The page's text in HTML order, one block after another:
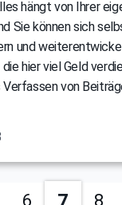
hängt von Ihrer
Sie können sich
und
hier viel Geld
von
6 8